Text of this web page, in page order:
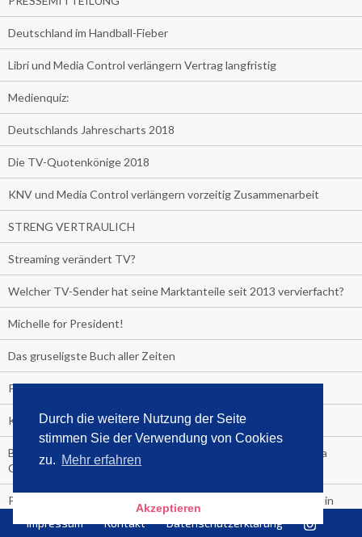
Durch die weitere Nutzung der Seite
stimmen Sie der Verwendung von Cookies
zu. Mehr erfahren
Akzeptieren
Deutschland im Handball-Fieber
Libri und Media Control verlängern Vertrag langfristig
Medienquiz:
Deutschlands Jahrescharts 2018
Die TV-Quotenkönige 2018
KNV und Media Control verlängern vorzeitig Zusammenarbeit
STRENG VERTRAULICH
Streaming verändert TV?
Welcher TV-Sender hat seine Marktanteile seit 2013 vervierfacht?
Michelle for President!
Das gruseligste Buch aller Zeiten
Promi-Biografien
Kerkeling erhält Spitzenfeder für meistverkauftes Buch
Börsenverein und MVB verlängern vorzeitig Verträge mit Media
Control bis 2024
PocketBook, Ceebo und Umbreit bringen Hörbuch-Downloads in
Impressum Kontakt Datenschutzerklärung